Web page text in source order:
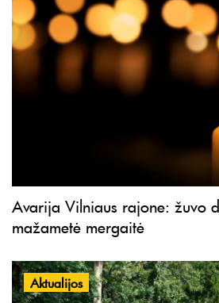
Avarija Vilniaus rajone: žuvo
mažametė mergaitė
Aktualijos